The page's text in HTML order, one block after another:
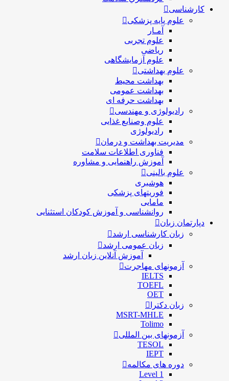
کارشناسی
علوم پایه پزشکی
آمـار
علوم تجربی
ریاضی
علوم آزمایشگاهی
علوم بهداشتی
بهداشت محیط
بهداشت عمومی
بهداشت حرفه ای
رادیولوژی و مهندسی
علوم وصنایع غذایی
رادیولوژی
مدیریت بهداشت و درمان
فناوری اطلاعات سلامت
آموزش راهنمایی و مشاوره
علوم بالینی
هوشبری
فوریتهای پزشکی
مامایی
روانشناسی و آموزش کودکان استثنایی
دپارتمان زبان
زبان کارشناسی ارشد
زبان عمومی ارشد
آموزش آنلاین زبان ارشد
آزمونهای مهاجرت
IELTS
TOEFL
OET
زبان دکترا
MSRT-MHLE
Tolimo
آزمونهای بین المللی
TESOL
IEPT
دوره های مکالمه
Level 1